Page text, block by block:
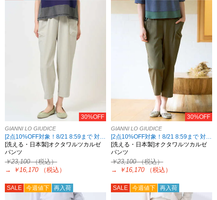
30%OFF
GIANNI LO GIUDICE
[2点10%OFF対象！8/21 8:59まで 対象5ブランド限定]
[洗える・日本製]オクタワルツカルゼ
パンツ
￥23,100（税込）
→
￥16,170 （税込）
30%OFF
GIANNI LO GIUDICE
[2点10%OFF対象！8/21 8:59まで 対象5ブランド限定]
[洗える・日本製]オクタワルツカルゼ
パンツ
￥23,100（税込）
→
￥16,170 （税込）
SALE 今週値下 再入荷 SALE 今週値下 再入荷